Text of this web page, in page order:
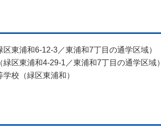
東浦和6-12-3／東浦和7丁目の通学区域）
区東浦和4-29-1／東浦和7丁目の通学区域）
校（緑区東浦和）